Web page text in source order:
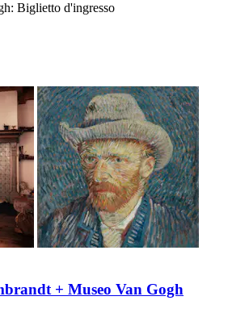
Biglietto d'ingresso
+ Museo Van Gogh